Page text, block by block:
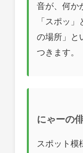
音が、何か
「スポッ
の場所」と
つきます。
にゃーの
スポット模